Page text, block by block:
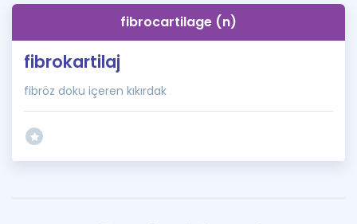
İngilizce Gramerfibrocartilage (n)
fibrokartilaj
fibröz doku içeren kıkırdak